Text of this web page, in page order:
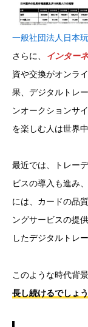
一般社団法人日本
さらに、
インター
資や交換がオンラ
果、デジタルトレ
ンオークションサ
を楽しむ人は世界
最近では、トレー
ビスの導入も進み
には、カードの品
ングサービスの提
したデジタルトレ
このような時代背景
長し続けるでしょう